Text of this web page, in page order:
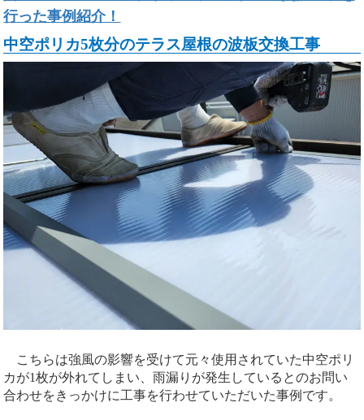
行った事例紹介！
中空ポリカ5枚分のテラス屋根の波板交換工事
こちらは強風の影響を受けて元々使用されていた中空ポリ
カが1枚が外れてしまい、雨漏りが発生しているとのお問い
合わせをきっかけに工事を行わせていただいた事例です。